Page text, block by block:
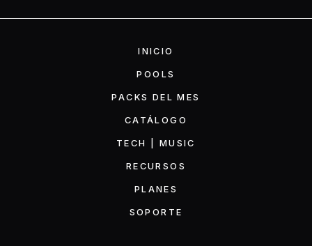
INICIO
POOLS
PACKS DEL MES
CATÁLOGO
TECH | MUSIC
RECURSOS
PLANES
SOPORTE